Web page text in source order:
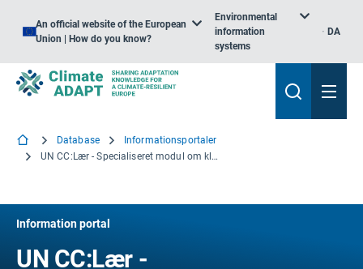
An official website of the European
Union | How do you know?
Environmental
information
systems
DA
Database
Informationsportaler
UN CC:Lær - Specialiseret modul om klimaændringer og byer
Information portal
UN CC:Lær -